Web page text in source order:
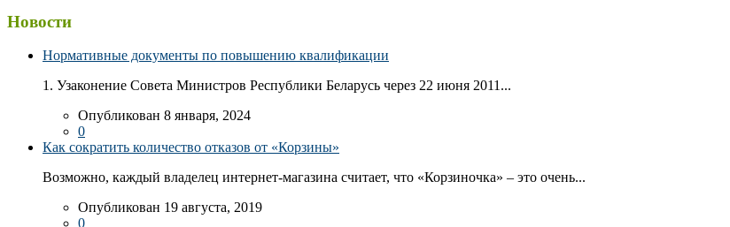
Новости
Нормативные документы по повышению квалификации
1. Узаконение Совета Министров Республики Беларусь через 22 июня 2011...
Опубликован 8 января, 2024
0
Как сократить количество отказов от «Корзины»
Возможно, каждый владелец интернет-магазина считает, что «Корзиночка» – это очень...
Опубликован 19 августа, 2019
0